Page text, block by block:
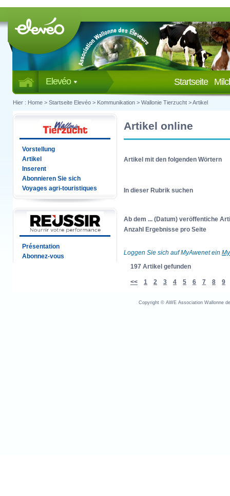
Elevéo Startseite
Hier : Home > Startseite Elevéo > Kommunikation > Wallonie Tierzucht >Artikel
Vorstellung
Artikel
Inserent
Abonnieren Sie sich
Voyages agri-touristiques
Présentation
Abonnez-vous
Artikel online
Artikel mit den folgenden Wörtern
In dieser Rubrik suchen
Ab dem ... (Datum) veröffentiche
Anzahl Ergebnisse pro Seite
Loggen Sie sich auf MyAwenet ein
197 Artikel gefunden
<< 1 2 3 4 5 6 7 8 9
Copyright © AWE Association Wallonne